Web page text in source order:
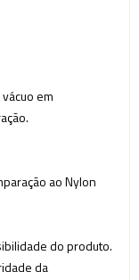
em
ao Nylon
do produto.
da